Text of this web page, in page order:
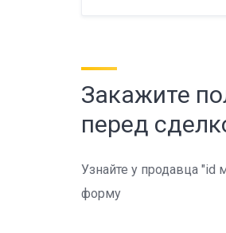
Закажите
перед
Узнайте у продавца "id
форму